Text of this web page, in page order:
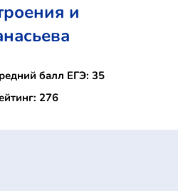
и
балл ЕГЭ: 35
276